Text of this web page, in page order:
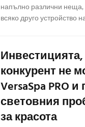
напълно различни неща,
всяко друго устройство
конкурент не
VersaSpa PRO
световния
за красота